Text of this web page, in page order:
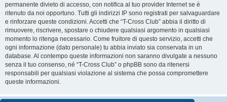
permanente divieto di accesso, con notifica al tuo provider Internet se è
ritenuto da noi opportuno. Tutti gli indirizzi IP sono registrati per salvaguardare
e rinforzare queste condizioni. Accetti che “T-Cross Club” abbia il diritto di
rimuovere, riscrivere, spostare o chiudere qualsiasi argomento in qualsiasi
momento lo ritenga necessario. Come fruitore di questo servizio, accetti che
ogni informazione (dato personale) tu abbia inviato sia conservata in un
database. Al contempo queste informazioni non saranno divulgate a nessuno
senza il tuo consenso, né “T-Cross Club” o phpBB sono da ritenersi
responsabili per qualsiasi violazione al sistema che possa compromettere
queste informazioni.